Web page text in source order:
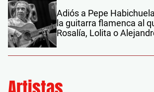
Adiós a Pepe
la guitarra flamenca al
Rosalía, Lolita o